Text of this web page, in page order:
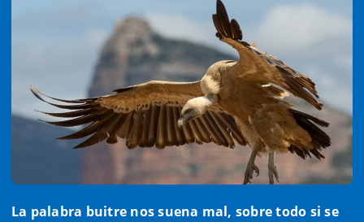
La palabra buitre nos suena mal, sobre todo si se